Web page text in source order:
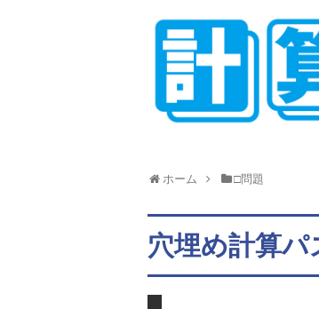
ホーム □問題
穴埋め計算